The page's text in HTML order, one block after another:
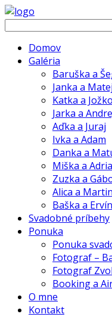
Domov
Galéria
Baruška a
Janka a Matej
Katka a Jožko
Jarka a
Aďka a Juraj
Ivka a Adam
Danka a
Miška a
Zuzka a
Alica a Martin
Baška a Ervín
Svadobné príbehy
Ponuka
Ponuka
Fotograf –
Fotograf
Booking a
O mne
Kontakt